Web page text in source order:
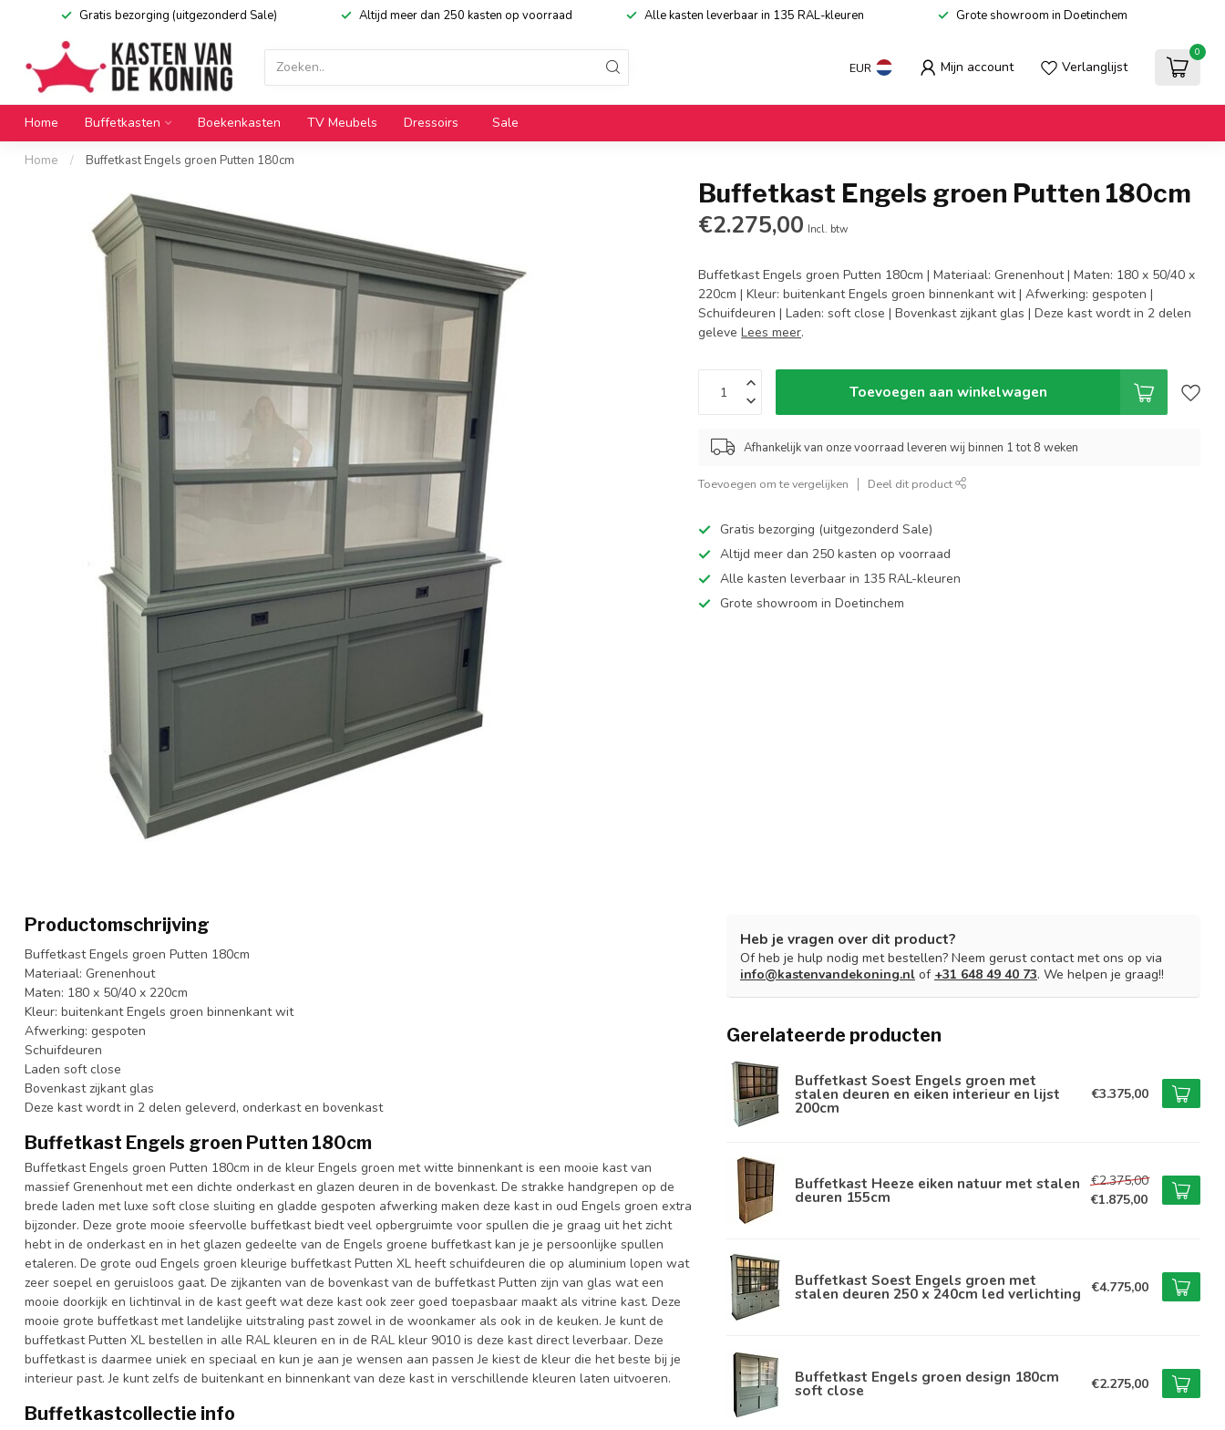
Gratis bezorging (uitgezonderd Sale) Altijd meer dan 250 kasten op voorraad Alle kasten leverbaar in 135 RAL-kleuren Grote showroom in Doetinchem
EUR Mijn account Verlanglijst
0
Home Buffetkasten Boekenkasten TV Meubels Dressoirs Sale
Home / Buffetkast Engels groen Putten 180cm
Buffetkast Engels groen Putten 180cm
€2.275,00 Incl. btw
Buffetkast Engels groen Putten 180cm | Materiaal: Grenenhout | Maten: 180 x 50/40 x
220cm | Kleur: buitenkant Engels groen binnenkant wit | Afwerking: gespoten |
Schuifdeuren | Laden: soft close | Bovenkast zijkant glas | Deze kast wordt in 2 delen
geleveLees meer.
Toevoegen aan winkelwagen
Afhankelijk van onze voorraad leveren wij binnen 1 tot 8 weken
Toevoegen om te vergelijken Deel dit product
Gratis bezorging (uitgezonderd Sale)
Altijd meer dan 250 kasten op voorraad
Alle kasten leverbaar in 135 RAL-kleuren
Grote showroom in Doetinchem
Productomschrijving
Buffetkast Engels groen Putten 180cm
Materiaal: Grenenhout
Maten: 180 x 50/40 x 220cm
Kleur: buitenkant Engels groen binnenkant wit
Afwerking: gespoten
Schuifdeuren
Laden soft close
Bovenkast zijkant glas
Deze kast wordt in 2 delen geleverd, onderkast en bovenkast
Buffetkast Engels groen Putten 180cm
Buffetkast Engels groen Putten 180cm in de kleur Engels groen met witte binnenkant is een mooie kast van
massief Grenenhout met een dichte onderkast en glazen deuren in de bovenkast. De strakke handgrepen op de
brede laden met luxe soft close sluiting en gladde gespoten afwerking maken deze kast in oud Engels groen extra
bijzonder. Deze grote mooie sfeervolle buffetkast biedt veel opbergruimte voor spullen die je graag uit het zicht
hebt in de onderkast en in het glazen gedeelte van de Engels groene buffetkast kan je je persoonlijke spullen
etaleren. De grote oud Engels groen kleurige buffetkast Putten XL heeft schuifdeuren die op aluminium lopen wat
zeer soepel en geruisloos gaat. De zijkanten van de bovenkast van de buffetkast Putten zijn van glas wat een
mooie doorkijk en lichtinval in de kast geeft wat deze kast ook zeer goed toepasbaar maakt als vitrine kast. Deze
mooie grote buffetkast met landelijke uitstraling past zowel in de woonkamer als ook in de keuken. Je kunt de
buffetkast Putten XL bestellen in alle RAL kleuren en in de RAL kleur 9010 is deze kast direct leverbaar. Deze
buffetkast is daarmee uniek en speciaal en kun je aan je wensen aan passen Je kiest de kleur die het beste bij je
interieur past. Je kunt zelfs de buitenkant en binnenkant van deze kast in verschillende kleuren laten uitvoeren.
Buffetkastcollectie info
Heb je vragen over dit product?
Of heb je hulp nodig met bestellen? Neem gerust contact met ons op via
info@kastenvandekoning.nl of +31 648 49 40 73. We helpen je graag!!
Gerelateerde producten
Buffetkast Soest Engels groen met
stalen deuren en eiken interieur en lijst
200cm
€3.375,00
Buffetkast Heeze eiken natuur met stalen
deuren 155cm
€2.375,00
€1.875,00
Buffetkast Soest Engels groen met
stalen deuren 250 x 240cm led verlichting €4.775,00
Buffetkast Engels groen design 180cm
soft close €2.275,00